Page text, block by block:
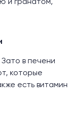
и гранатом,
в печени
которые
есть витамин